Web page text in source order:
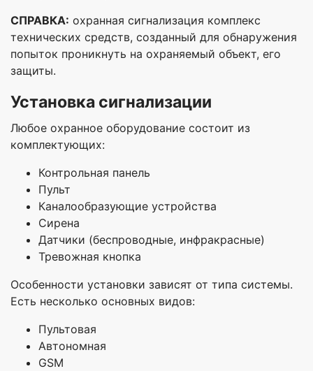
СПРАВКА: охранная сигнализация комплекс
технических средств, созданный для обнаружения
попыток проникнуть на охраняемый объект, его
защиты.
Установка сигнализации
Любое охранное оборудование состоит из
комплектующих:
Контрольная панель
Пульт
Каналообразующие устройства
Сирена
Датчики (беспроводные, инфракрасные)
Тревожная кнопка
Особенности установки зависят от типа системы.
Есть несколько основных видов:
Пультовая
Автономная
GSM